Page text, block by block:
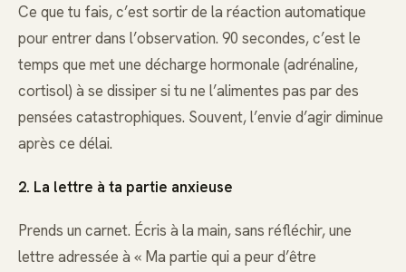
Ce que tu fais, c’est sortir de la réaction automatique
pour entrer dans l’observation. 90 secondes, c’est le
temps que met une décharge hormonale (adrénaline,
cortisol) à se dissiper si tu ne l’alimentes pas par des
pensées catastrophiques. Souvent, l’envie d’agir diminue
après ce délai.
2. La lettre à ta partie anxieuse
Prends un carnet. Écris à la main, sans réfléchir, une
lettre adressée à « Ma partie qui a peur d’être